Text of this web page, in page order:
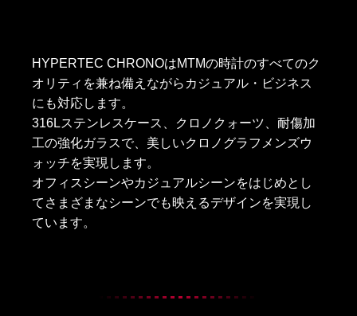
HYPERTEC CHRONOはMTMの時計のすべてのク
オリティを兼ね備えながらカジュアル・ビジネス
にも対応します。
316Lステンレスケース、クロノクォーツ、耐傷加
工の強化ガラスで、美しいクロノグラフメンズウ
ォッチを実現します。
オフィスシーンやカジュアルシーンをはじめとし
てさまざまなシーンでも映えるデザインを実現し
ています。